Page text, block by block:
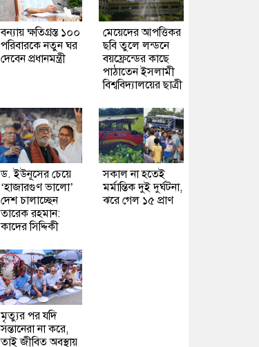
বন্যায় ক্ষতিগ্রস্ত ১০০
পরিবারকে নতুন ঘর
দেবেন প্রধানমন্ত্রী
মেয়েদের আপত্তিকর
ছবি তুলে লন্ডনে
বয়ফ্রেন্ডের কাছে
পাঠাতেন ইসলামী
বিশ্ববিদ্যালয়ের ছাত্রী
ড. ইউনূসের চেয়ে
‘হাজারগুণ ভালো’
দেশ চালাচ্ছেন
তারেক রহমান:
কাদের সিদ্দিকী
সকাল না হতেই
মর্মান্তিক দুই দুর্ঘটনা,
ঝরে গেল ১৫ প্রাণ
মৃত্যুর পর যদি
সন্তানেরা না করে,
তাই জীবিত অবস্থায়